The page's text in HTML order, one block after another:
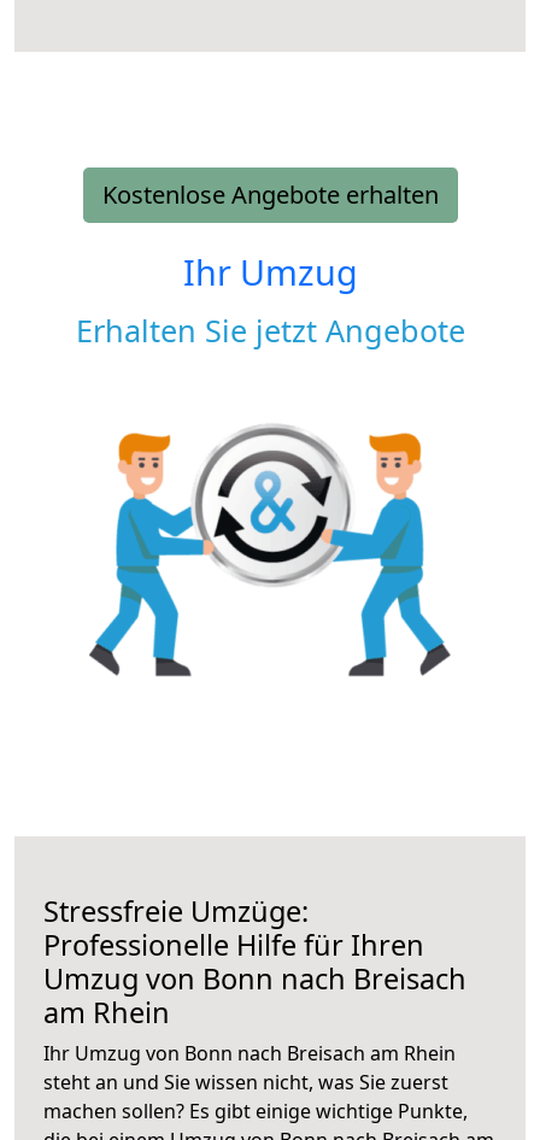
Kostenlose Angebote erhalten
Ihr Umzug
Erhalten Sie jetzt Angebote
Stressfreie Umzüge:
Professionelle Hilfe für Ihren
Umzug von Bonn nach Breisach
am Rhein
Ihr Umzug von Bonn nach Breisach am Rhein
steht an und Sie wissen nicht, was Sie zuerst
machen sollen? Es gibt einige wichtige Punkte,